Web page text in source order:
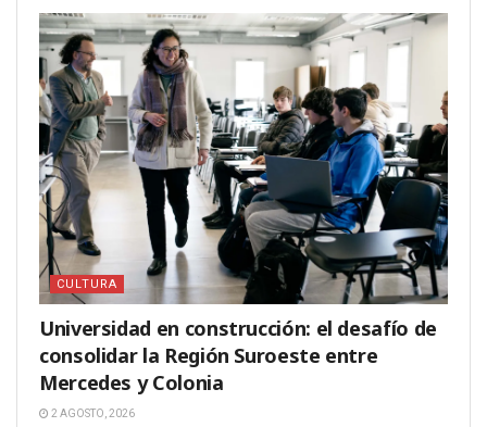
CULTURA
Universidad en construcción: el desafío de
consolidar la Región Suroeste entre
Mercedes y Colonia
2 AGOSTO, 2026